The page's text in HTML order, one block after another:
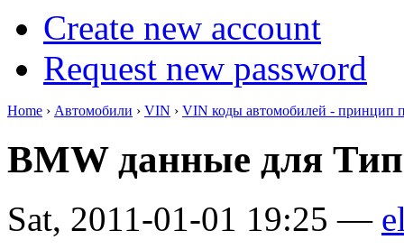
Create new account
Request new password
Home › Автомобили › VIN › VIN коды автомобилей - принцип
BMW данные для
Sat, 2011-01-01 19:25 —